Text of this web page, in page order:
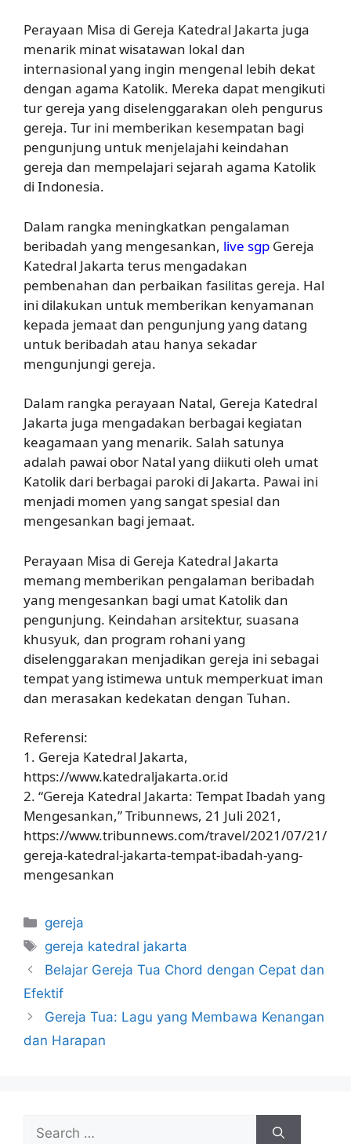
Perayaan Misa di Gereja Katedral Jakarta juga
menarik minat wisatawan lokal dan
internasional yang ingin mengenal lebih dekat
dengan agama Katolik. Mereka dapat mengikuti
tur gereja yang diselenggarakan oleh pengurus
gereja. Tur ini memberikan kesempatan bagi
pengunjung untuk menjelajahi keindahan
gereja dan mempelajari sejarah agama Katolik
di Indonesia.
Dalam rangka meningkatkan pengalaman
beribadah yang mengesankan, live sgp Gereja
Katedral Jakarta terus mengadakan
pembenahan dan perbaikan fasilitas gereja. Hal
ini dilakukan untuk memberikan kenyamanan
kepada jemaat dan pengunjung yang datang
untuk beribadah atau hanya sekadar
mengunjungi gereja.
Dalam rangka perayaan Natal, Gereja Katedral
Jakarta juga mengadakan berbagai kegiatan
keagamaan yang menarik. Salah satunya
adalah pawai obor Natal yang diikuti oleh umat
Katolik dari berbagai paroki di Jakarta. Pawai ini
menjadi momen yang sangat spesial dan
mengesankan bagi jemaat.
Perayaan Misa di Gereja Katedral Jakarta
memang memberikan pengalaman beribadah
yang mengesankan bagi umat Katolik dan
pengunjung. Keindahan arsitektur, suasana
khusyuk, dan program rohani yang
diselenggarakan menjadikan gereja ini sebagai
tempat yang istimewa untuk memperkuat iman
dan merasakan kedekatan dengan Tuhan.
Referensi:
1. Gereja Katedral Jakarta,
https://www.katedraljakarta.or.id
2. “Gereja Katedral Jakarta: Tempat Ibadah yang
Mengesankan,” Tribunnews, 21 Juli 2021,
https://www.tribunnews.com/travel/2021/07/21/
gereja-katedral-jakarta-tempat-ibadah-yang-
mengesankan
Categories
gereja
Tags
gereja katedral jakarta
Belajar Gereja Tua Chord dengan Cepat dan
Efektif
Gereja Tua: Lagu yang Membawa Kenangan
dan Harapan
Search